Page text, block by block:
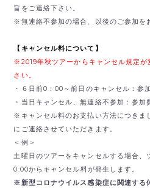
旨をご連絡下さい。
※無連絡不参加の場合、以後のご参加を
【キャンセル料について】
※2019年秋ツアーからキャンセル規定
さい。
・６日前0：00～前日のキャンセル：参
・当日キャンセル、無連絡不参加：参加
※キャンセル料のお支払い方法につきま
にご連絡させていただきます。
＜例＞
土曜日のツアーをキャンセルする場合、
0:00からキャンセル料が発生します。
※新型コロナウイルス感染症に関連する